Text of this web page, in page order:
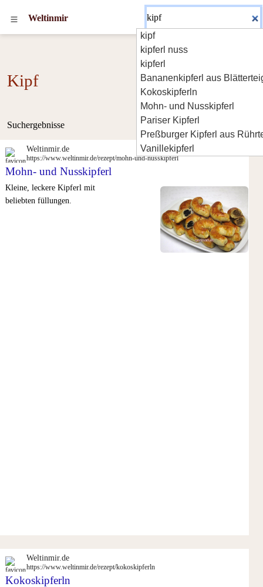
Weltinmir
Kipf
Suchergebnisse
Weltinmir.de
https://www.weltinmir.de/rezept/mohn-und-nusskipferl
Mohn- und Nusskipferl
Kleine, leckere Kipferl mit
beliebten füllungen.
Weltinmir.de
https://www.weltinmir.de/rezept/kokoskipferln
Kokoskipferln
kipf
kipferl nuss
kipferl
Bananenkipferl aus
Kokoskipferln
Mohn- und Nusskipferl
Pariser Kipferl
Preßburger Kipferl aus
Vanillekipferl